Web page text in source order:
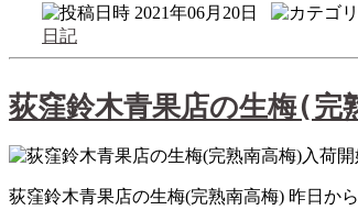
2021年06月20日
日記
荻窪鈴木青果店の生梅(完
荻窪鈴木青果店の生梅(完熟南高梅) 昨日か